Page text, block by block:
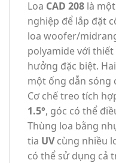
Loa CAD 208 là
nghiệp để lắp đặt
loa woofer/
polyamide với thiết
hưởng đặc biệt.
một ống dẫn sóng
Cơ chế treo tích
1.5°, góc có thể
Thùng loa bằng
tia UVcùng nhiều
có thể sử dụng cả